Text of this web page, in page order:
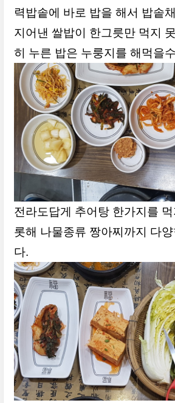
력밥솥에 바로 밥을 해서 밥솥
지어낸 쌀밥이 한그릇만 먹지
히 누른 밥은 누룽지를 해먹을
전라도답게 추어탕 한가지를 먹
롯해 나물종류 짱아찌까지 다
다.